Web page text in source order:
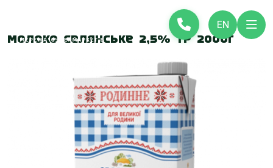
EN
Молоко Селянське 2,5% TP 2000г